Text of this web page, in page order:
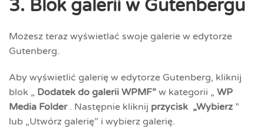
3. Blok galerii w Gutenbergu
Możesz teraz wyświetlać swoje galerie w edytorze
Gutenberg.
Aby wyświetlić galerię w edytorze Gutenberg, kliknij
blok „ Dodatek do galerii WPMF” w kategorii „ WP
Media Folder. Następnie kliknij przycisk „Wybierz ”
lub „Utwórz galerię” i wybierz galerię.